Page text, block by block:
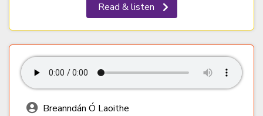
Read & listen
Breanndán Ó Laoithe